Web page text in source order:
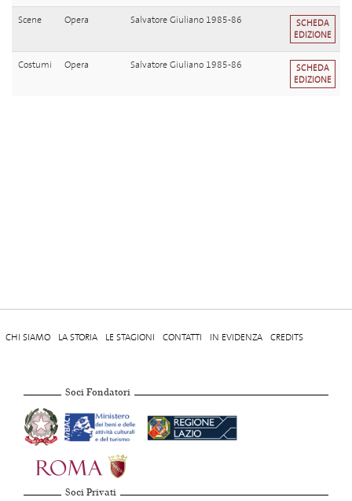
Scene Opera Salvatore Giuliano 1985-86
SCHEDA
EDIZIONE
Costumi Opera Salvatore Giuliano 1985-86
SCHEDA
EDIZIONE
CHI SIAMO LA STORIA LE STAGIONI CONTATTI IN EVIDENZA CREDITS
Soci Fondatori
Soci Privati